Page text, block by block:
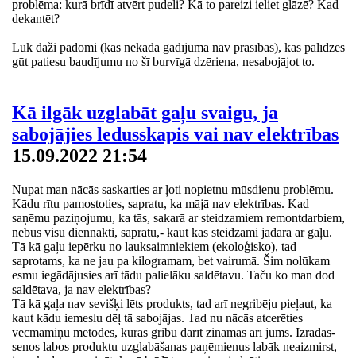
problēma: kurā brīdī atvērt pudeli? Kā to pareizi ieliet glāzē? Kad
dekantēt?
Lūk daži padomi (kas nekādā gadījumā nav prasības), kas palīdzēs
gūt patiesu baudījumu no šī burvīgā dzēriena, nesabojājot to.
Kā ilgāk uzglabāt gaļu svaigu, ja
sabojājies ledusskapis vai nav elektrības
15.09.2022 21:54
Nupat man nācās saskarties ar ļoti nopietnu mūsdienu problēmu.
Kādu rītu pamostoties, sapratu, ka mājā nav elektrības. Kad
saņēmu paziņojumu, ka tās, sakarā ar steidzamiem remontdarbiem,
nebūs visu diennakti, sapratu,- kaut kas steidzami jādara ar gaļu.
Tā kā gaļu iepērku no lauksaimniekiem (ekoloģisko), tad
saprotams, ka ne jau pa kilogramam, bet vairumā. Šim nolūkam
esmu iegādājusies arī tādu palielāku saldētavu. Taču ko man dod
saldētava, ja nav elektrības?
Tā kā gaļa nav sevišķi lēts produkts, tad arī negribēju pieļaut, ka
kaut kādu iemeslu dēļ tā sabojājas. Tad nu nācās atcerēties
vecmāmiņu metodes, kuras gribu darīt zināmas arī jums. Izrādās-
senos labos produktu uzglabāšanas paņēmienus labāk neaizmirst,